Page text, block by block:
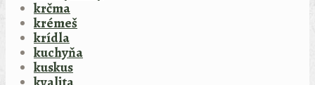
krčma
krémeš
krídla
kuchyňa
kuskus